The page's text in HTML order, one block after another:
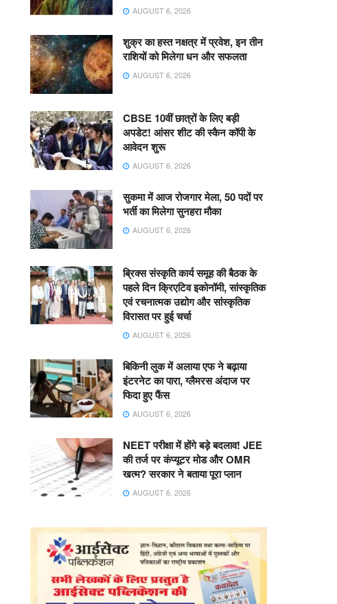
AUGUST 6, 2026
शुक्र का हस्त नक्षत्र में प्रवेश, इन तीन
राशियों को मिलेगा धन और सफलता
AUGUST 6, 2026
CBSE 10वीं छात्रों के लिए बड़ी
अपडेट! आंसर शीट की स्कैन कॉपी के
आवेदन शुरू
AUGUST 6, 2026
सुकमा में आज रोजगार मेला, 50 पदों पर
भर्ती का मिलेगा सुनहरा मौका
AUGUST 6, 2026
ब्रिक्स संस्कृति कार्य समूह की बैठक के
पहले दिन क्रिएटिव इकोनॉमी, सांस्कृतिक
एवं रचनात्मक उद्योग और सांस्कृतिक
विरासत पर हुई चर्चा
AUGUST 6, 2026
बिकिनी लुक में अलाया एफ ने बढ़ाया
इंटरनेट का पारा, ग्लैमरस अंदाज पर
फिदा हुए फैंस
AUGUST 6, 2026
NEET परीक्षा में होंगे बड़े बदलाव! JEE
की तर्ज पर कंप्यूटर मोड और OMR
खत्म? सरकार ने बताया पूरा प्लान
AUGUST 6, 2026